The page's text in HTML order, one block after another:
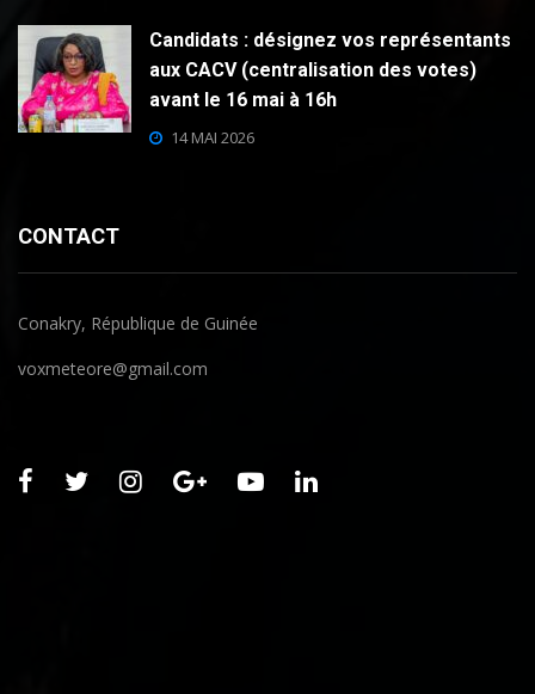
Candidats : désignez vos représentants
aux CACV (centralisation des votes)
avant le 16 mai à 16h
14 MAI 2026
CONTACT
Conakry, République de Guinée
voxmeteore@gmail.com